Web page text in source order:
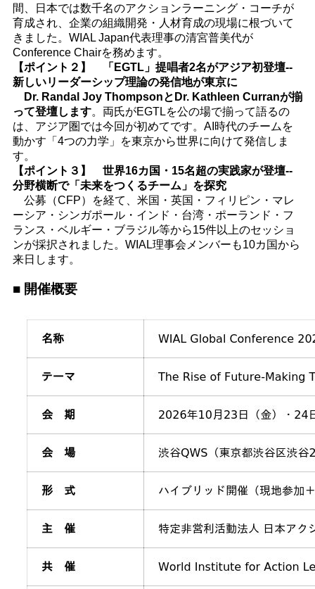
間、日本では数千名のアクションラーニング・コーチが
育成され、企業の組織開発・人材育成の現場に根づいて
きました。WIAL Japan代表理事の清宮普美代が
Conference Chairを務めます。
【ポイント２】 「EGTL」提唱者2名がアジア初登壇--
新しいリーダーシップ理論の発信地が東京に
Dr. Randal Joy ThompsonとDr. Kathleen Curranが揃
って登壇します。両氏がEGTLを公の場で揃って語るの
は、アジア圏では今回が初めてです。AI時代のチームを
動かす「4つの力学」を東京から世界に向けて発信しま
す。
【ポイント３】 世界16カ国・15名超の実践家が登壇--
分野横断で「未来をつくるチーム」を探究
公募（CFP）を経て、米国・英国・フィリピン・マレ
ーシア・シンガポール・インド・台湾・ポーランド・フ
ランス・ベルギー・ブラジル等から15件以上のセッショ
ンが採択されました。WIAL理事会メンバーも10カ国から
来日します。
■ 開催概要